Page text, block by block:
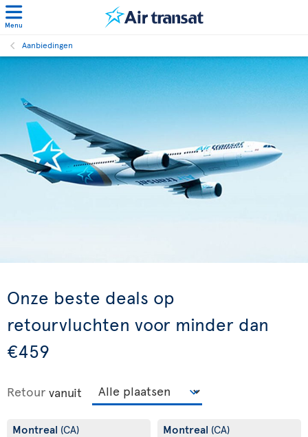
Menu
Aanbiedingen
Onze beste deals op
retourvluchten voor minder dan
€459
Retour vanuit
Montreal (CA) Montreal (CA)